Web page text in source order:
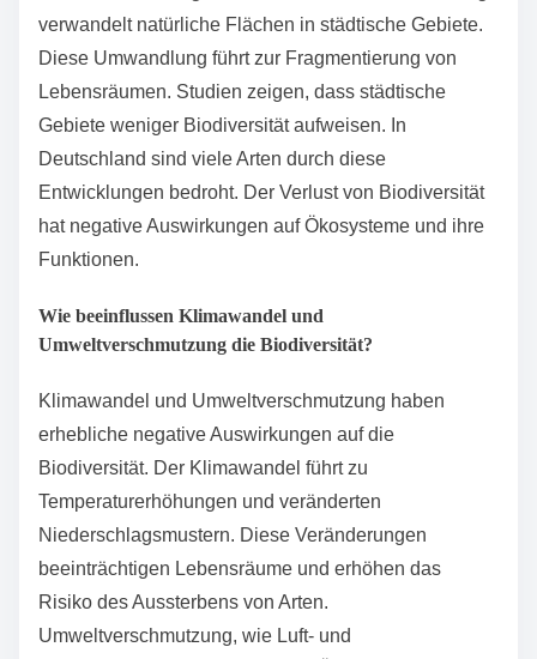
Urbanisierung?
Landwirtschaft und Urbanisierung beeinflussen die
Biodiversität erheblich. Landwirtschaft führt oft zur
Monokultur und zum Verlust von Lebensräumen.
landwirtschaftlich genutzten Gebieten. Urbanisierung
verwandelt natürliche Flächen in städtische Gebiete.
Lebensräumen. Studien zeigen, dass städtische
Gebiete weniger Biodiversität aufweisen. In
Entwicklungen bedroht. Der Verlust von Biodiversität
hat negative Auswirkungen auf Ökosysteme und ihre
Funktionen.
Wie beeinflussen Klimawandel und
Umweltverschmutzung die Biodiversität?
erhebliche negative Auswirkungen auf die